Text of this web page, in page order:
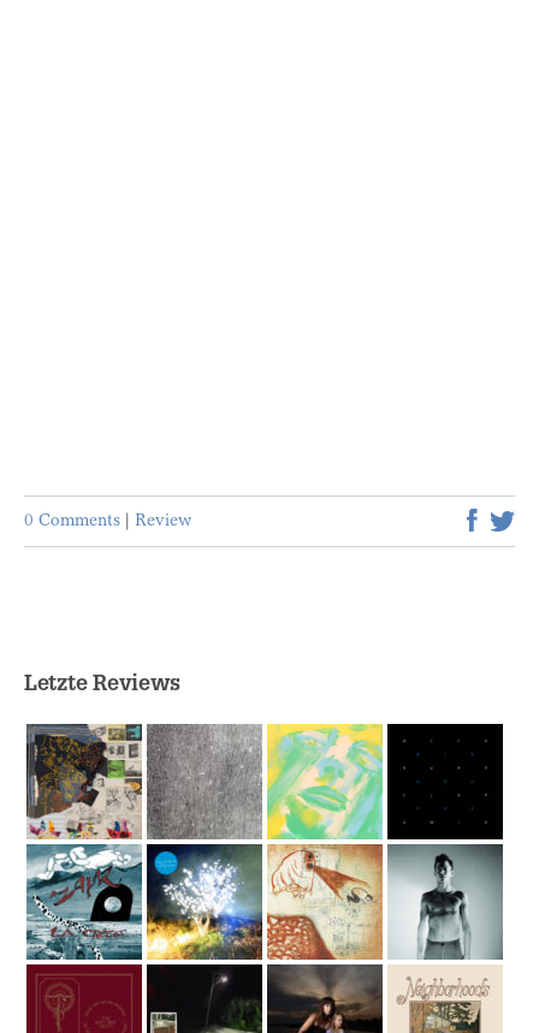
0 Comments Review
Letzte Reviews